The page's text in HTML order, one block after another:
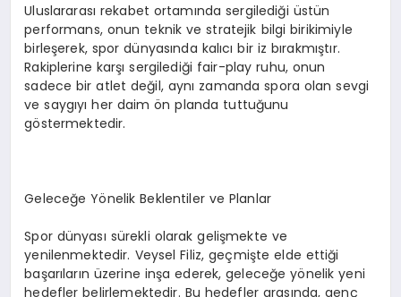
Uluslararası rekabet ortamında sergilediği üstün
performans, onun teknik ve stratejik bilgi birikimiyle
birleşerek, spor dünyasında kalıcı bir iz bırakmıştır.
Rakiplerine karşı sergilediği fair-play ruhu, onun
sadece bir atlet değil, aynı zamanda spora olan sevgi
ve saygıyı her daim ön planda tuttuğunu
göstermektedir.
Geleceğe Yönelik Beklentiler ve Planlar
Spor dünyası sürekli olarak gelişmekte ve
yenilenmektedir. Veysel Filiz, geçmişte elde ettiği
başarıların üzerine inşa ederek, geleceğe yönelik yeni
hedefler belirlemektedir. Bu hedefler arasında, genç